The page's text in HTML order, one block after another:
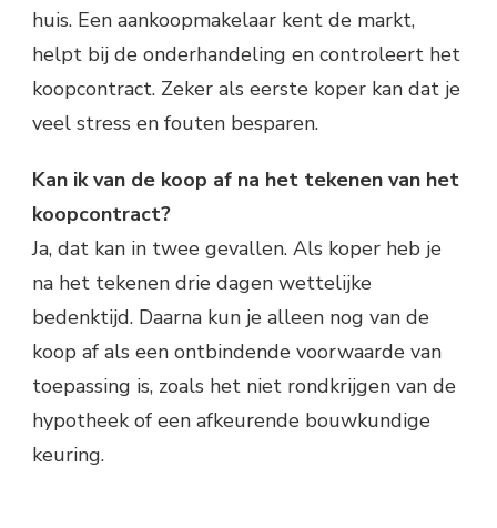
huis. Een aankoopmakelaar kent de markt,
helpt bij de onderhandeling en controleert het
koopcontract. Zeker als eerste koper kan dat je
veel stress en fouten besparen.
Kan ik van de koop af na het tekenen van het
koopcontract?
Ja, dat kan in twee gevallen. Als koper heb je
na het tekenen drie dagen wettelijke
bedenktijd. Daarna kun je alleen nog van de
koop af als een ontbindende voorwaarde van
toepassing is, zoals het niet rondkrijgen van de
hypotheek of een afkeurende bouwkundige
keuring.